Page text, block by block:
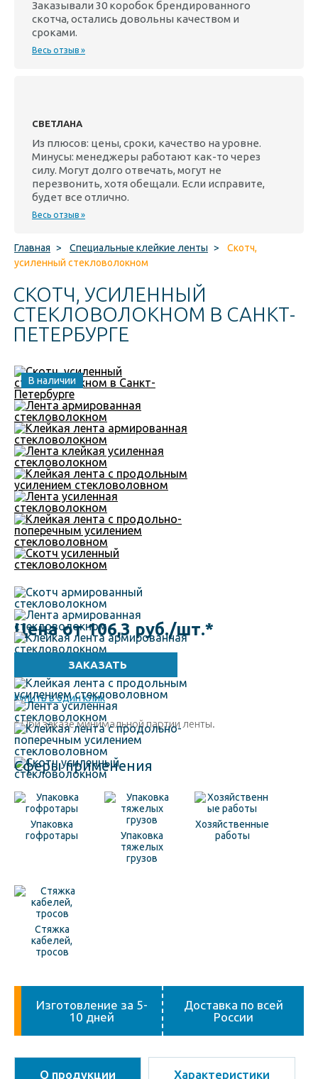
Заказывали 30 коробок брендированного
скотча, остались довольны качеством и
сроками.
Весь отзыв »
СВЕТЛАНА
Из плюсов: цены, сроки, качество на уровне.
Минусы: менеджеры работают как-то через
силу. Могут долго отвечать, могут не
перезвонить, хотя обещали. Если исправите,
будет все отлично.
Весь отзыв »
Главная > Специальные клейкие ленты >
Скотч,
усиленный стекловолокном
СКОТЧ, УСИЛЕННЫЙ
СТЕКЛОВОЛОКНОМ В САНКТ-
ПЕТЕРБУРГЕ
В наличии
Цена от 106,3 руб./шт.*
Купить в один клик
* При заказе минимальной партии ленты.
Сферы применения
Упаковка
гофротары
Упаковка
тяжелых
грузов
Хозяйственные
работы
Стяжка
кабелей,
тросов
Изготовление за 5-
10 дней
Доставка по всей
России
О продукции Характеристики